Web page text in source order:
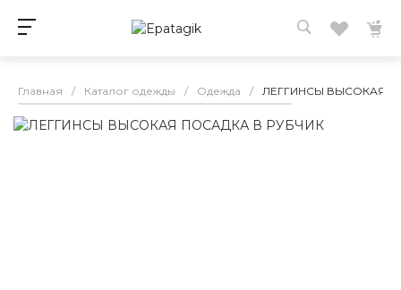
Главная / Каталог одежды / Одежда / ЛЕГГИНСЫ ВЫСОКАЯ